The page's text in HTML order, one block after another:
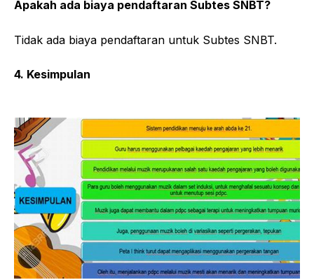
Apakah ada biaya pendaftaran Subtes SNBT?
Tidak ada biaya pendaftaran untuk Subtes SNBT.
4. Kesimpulan